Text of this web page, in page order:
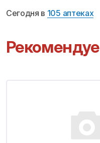
Сегодня в 105 аптеках